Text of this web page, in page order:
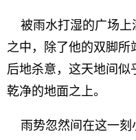
被雨水打湿的广场上
之中，除了他的双脚
后地杀意，这天地间似
乾净的地面之上。
雨势忽然间在这一刻